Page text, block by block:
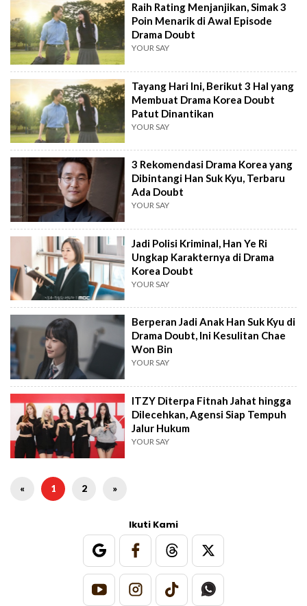
Raih Rating Menjanjikan, Simak 3
Poin Menarik di Awal Episode
Drama Doubt
YOUR SAY
Tayang Hari Ini, Berikut 3 Hal yang
Membuat Drama Korea Doubt
Patut Dinantikan
YOUR SAY
3 Rekomendasi Drama Korea yang
Dibintangi Han Suk Kyu, Terbaru
Ada Doubt
YOUR SAY
Jadi Polisi Kriminal, Han Ye Ri
Ungkap Karakternya di Drama
Korea Doubt
YOUR SAY
Berperan Jadi Anak Han Suk Kyu di
Drama Doubt, Ini Kesulitan Chae
Won Bin
YOUR SAY
ITZY Diterpa Fitnah Jahat hingga
Dilecehkan, Agensi Siap Tempuh
Jalur Hukum
YOUR SAY
« 1 2 »
Ikuti Kami